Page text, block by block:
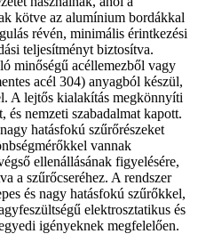
kötve az alumínium bordákkal
révén, minimális érintkezési
teljesítményt biztosítva.
minőségű acéllemezből vagy
acél 304) anyagból készül,
A lejtős kialakítás megkönnyíti
és nemzeti szabadalmat kapott.
hatásfokú szűrőrészeket
vannak
ellenállásának figyelésére,
a szűrőcseréhez. A rendszer
és nagy hatásfokú szűrőkkel,
elektrosztatikus és
igényeknek megfelelően.